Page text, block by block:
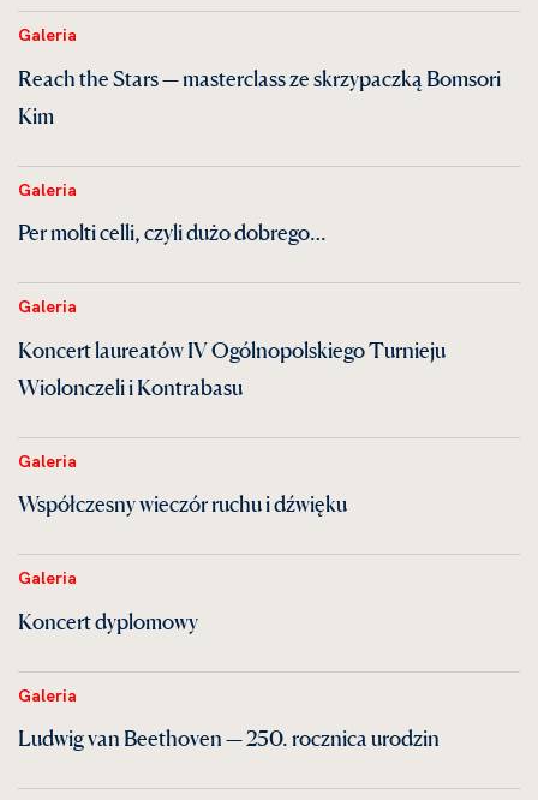
Galeria
Reach the Stars — masterclass ze skrzypaczką Bomsori
Kim
Galeria
Per molti celli, czyli dużo dobrego…
Galeria
Koncert laureatów IV Ogólnopolskiego Turnieju
Wiolonczeli i Kontrabasu
Galeria
Współczesny wieczór ruchu i dźwięku
Galeria
Koncert dyplomowy
Galeria
Ludwig van Beethoven — 250. rocznica urodzin